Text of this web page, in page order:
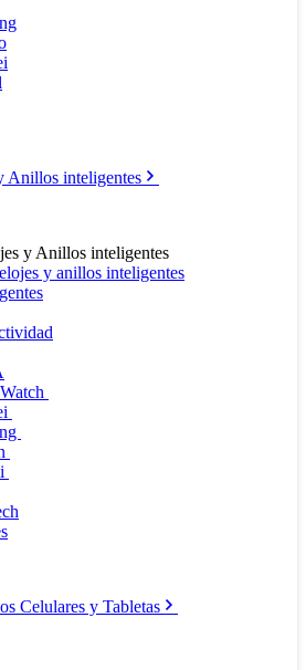
Anillos inteligentes
y Anillos inteligentes
y anillos inteligentes
Celulares y Tabletas